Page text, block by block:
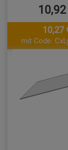
10,27
mit Code: